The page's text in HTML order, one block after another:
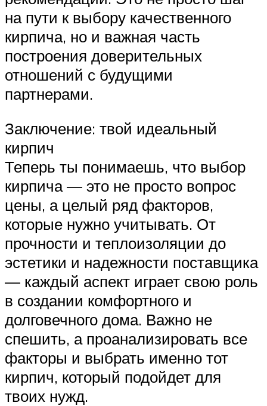
на пути к выбору качественного
кирпича, но и важная часть
построения доверительных
отношений с будущими
партнерами.
Заключение: твой идеальный
кирпич
Теперь ты понимаешь, что выбор
кирпича — это не просто вопрос
цены, а целый ряд факторов,
которые нужно учитывать. От
прочности и теплоизоляции до
эстетики и надежности поставщика
— каждый аспект играет свою роль
в создании комфортного и
долговечного дома. Важно не
спешить, а проанализировать все
факторы и выбрать именно тот
кирпич, который подойдет для
твоих нужд.